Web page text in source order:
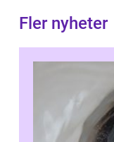
Fler nyheter